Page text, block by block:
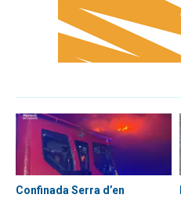
Confinada Serra d’en